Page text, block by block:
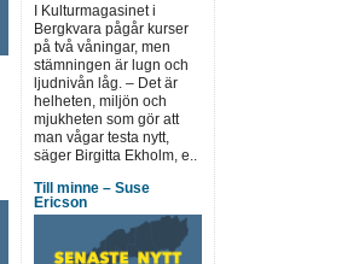
I Kulturmagasinet i
Bergkvara pågår kurser
på två våningar, men
stämningen är lugn och
ljudnivån låg. – Det är
helheten, miljön och
mjukheten som gör att
man vågar testa nytt,
säger Birgitta Ekholm, e..
Till minne – Suse
Ericson